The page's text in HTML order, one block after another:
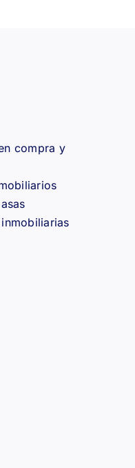
compra y
inmobiliarias